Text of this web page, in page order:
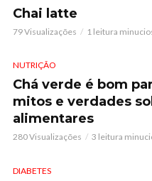
Chai latte
79 Visualizações 1 leitura
NUTRIÇÃO
Chá verde é bom
mitos e verdades
alimentares
280 Visualizações 3 leitura
DIABETES